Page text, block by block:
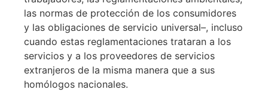
las normas de protección de los consumidores
y las obligaciones de servicio universal–, incluso
cuando estas reglamentaciones trataran a los
servicios y a los proveedores de servicios
extranjeros de la misma manera que a sus
homólogos nacionales.